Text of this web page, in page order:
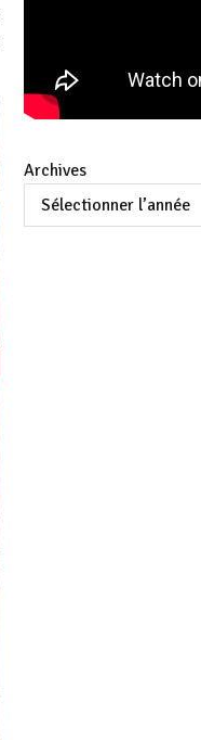
Archives